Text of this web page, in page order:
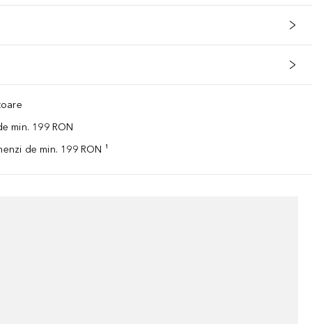
min. 199 RON
de min. 199 RON ¹